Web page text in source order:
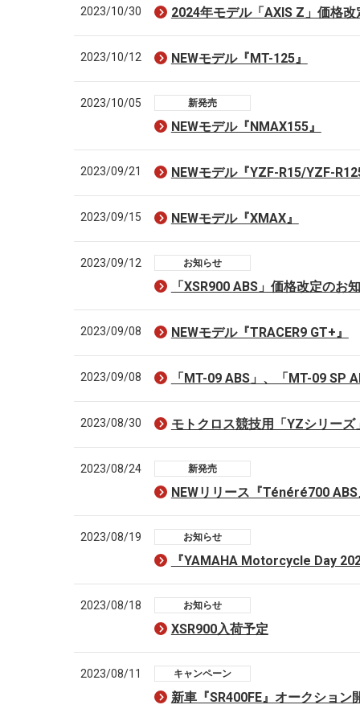
2023/10/30 2024年モデル「AXIS Z」価格
2023/10/12 NEWモデル『MT-125』
2023/10/05 新発売
NEWモデル『NMAX155』
2023/09/21 NEWモデル『YZF-R15/YZF-
2023/09/15 NEWモデル『XMAX』
2023/09/12 お知らせ
「XSR900 ABS」価格改定のお
2023/09/08 NEWモデル『TRACER9 GT+』
2023/09/08 「MT-09 ABS」、「MT-09 SP
2023/08/30 モトクロス競技用「YZシリー
2023/08/24 新発売
NEWリリース『Ténéré700 ABS
2023/08/19 お知らせ
『YAMAHA Motorcycle Day
2023/08/18 お知らせ
XSR900入荷予定
2023/08/11 キャンペーン
新車『SR400FE』オークション